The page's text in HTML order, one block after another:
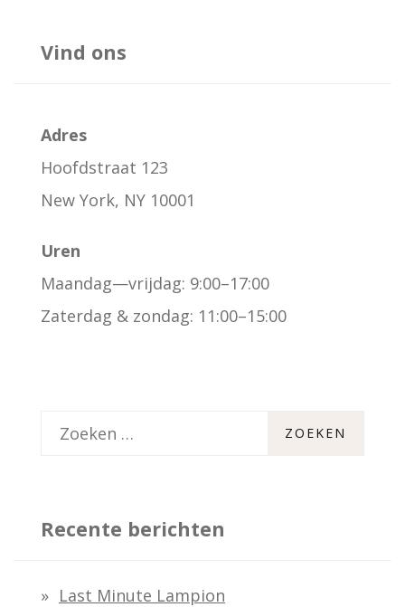
Vind ons
Adres
Hoofdstraat 123
New York, NY 10001
Uren
Maandag—vrijdag: 9:00–17:00
Zaterdag & zondag: 11:00–15:00
k
n
Recente berichten
Last Minute Lampion